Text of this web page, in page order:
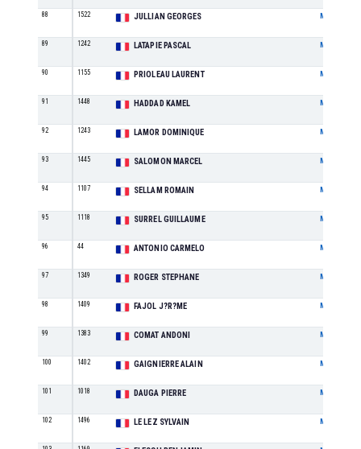
88 1522 JULLIAN GEORGES M
89 1242 LATAPIE PASCAL M
90 1155 PRIOLEAU LAURENT M
91 1448 HADDAD KAMEL M
92 1243 LAMOR DOMINIQUE M
93 1445 SALOMON MARCEL M
94 1107 SELLAM ROMAIN M
95 1118 SURREL GUILLAUME M
96 44 ANTONIO CARMELO M
97 1349 ROGER STEPHANE M
98 1409 FAJOL J?R?ME M
99 1383 COMAT ANDONI M
100 1402 GAIGNIERRE ALAIN M
101 1018 DAUGA PIERRE M
102 1496 LE LEZ SYLVAIN M